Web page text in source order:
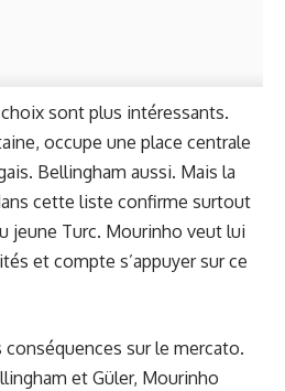
sont plus intéressants.
occupe une place centrale
Bellingham aussi. Mais la
cette liste confirme surtout
jeune Turc. Mourinho veut lui
et compte s’appuyer sur ce
conséquences sur le mercato.
et Güler, Mourinho